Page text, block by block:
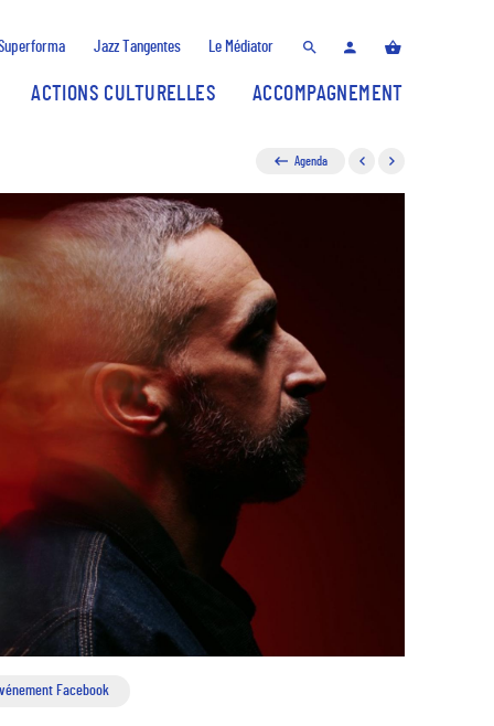
Jazz Tangentes Le Médiator
ACTIONS CULTURELLES ACCOMPAGNEMENT
Agenda
Facebook